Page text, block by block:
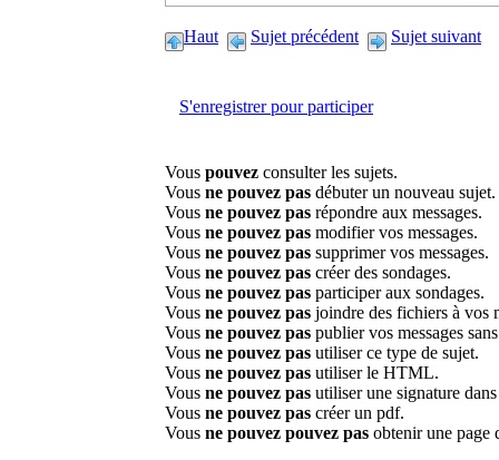
Haut Sujet précédent Sujet suivant
S'enregistrer pour participer
Vous pouvez consulter les sujets.
Vous ne pouvez pas débuter un nouveau sujet.
Vous ne pouvez pas répondre aux messages.
Vous ne pouvez pas modifier vos messages.
Vous ne pouvez pas supprimer vos messages.
Vous ne pouvez pas créer des sondages.
Vous ne pouvez pas participer aux sondages.
Vous ne pouvez pas joindre des fichiers à vos
Vous ne pouvez pas publier vos messages
Vous ne pouvez pas utiliser ce type de sujet.
Vous ne pouvez pas utiliser le HTML.
Vous ne pouvez pas utiliser une signature
Vous ne pouvez pas créer un pdf.
Vous ne pouvez pouvez pas obtenir une page